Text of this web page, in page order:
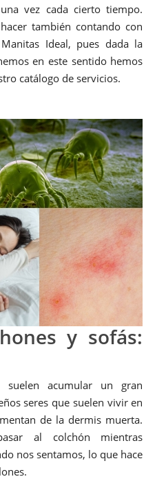
vez cada cierto tiempo.
también contando con
Ideal, pues dada la
en este sentido hemos
catálogo de servicios.
y sofás:
suelen acumular un gran
seres que suelen vivir en
de la dermis muerta.
al colchón mientras
nos sentamos, lo que hace